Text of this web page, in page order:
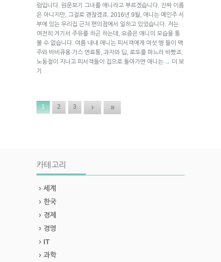
럼입니다. 원문보기 그녀를 애니라고 부르겠습니다. 진짜 이름
은 아니지만, 그걸로 괜찮겠죠. 2016년 9월, 애니는 메인주 서
부에 있는 우리집 근처 편의점에서 일하고 있었습니다. 저는
여전히 거기서 주유를 하곤 하는데, 요즘은 애니의 모습을 통
볼 수 없습니다. 여름 내내 애니는 피서객에게 여섯 병 들이 맥
주와 바비큐용 가스 연료통, 과자와 딥, 로또를 파느라 바빴죠.
노동절이 지나고 피서객들이 집으로 돌아가면 애니는 → 더 보
기
1 2 3 › »
카테고리
세계
한국
경제
경영
IT
과학